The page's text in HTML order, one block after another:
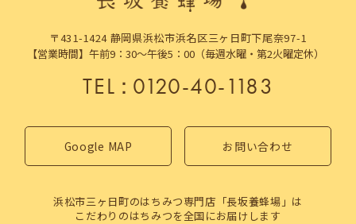
〒431-1424 静岡県浜松市浜名区三ヶ日町下尾奈97-1
【営業時間】午前9：30～午後5：00（毎週水曜・第2火曜定休）
TEL：0120-40-1183
Google MAP お問い合わせ
浜松市三ヶ日町のはちみつ専門店「長坂養蜂場」は
こだわりのはちみつを全国にお届けします